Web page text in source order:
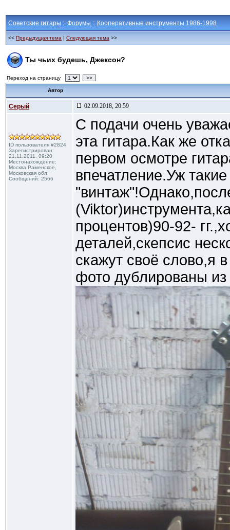
Советские гитары :: Форумы :: Кооперативные инструменты 1986-1998
<< Предыдущая тема | Следующая тема >>
Ты чьих будешь, Джексон?
Переход на страницу >>
Автор
Cерый 02.09.2018, 20:59
ID пользователя #2824
Зарегистрирован:
21.11.2011, 09:20
Местонахождение:
Москва,Раменское,
Московская обл.
Сообщений: 2566
С подачи очень
эта гитара.Как же
первом осмотре
впечатление.Уж
процентов)90-92-
деталей,скепсис
скажут своё слово,я
фото дублированы